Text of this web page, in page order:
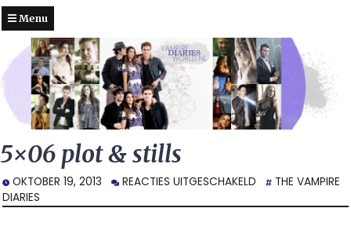
Menu
5×06 plot & stills
OKTOBER 19, 2013 REACTIES UITGESCHAKELD VOOR
PLOT
THE VAMPIRE
DIARIES